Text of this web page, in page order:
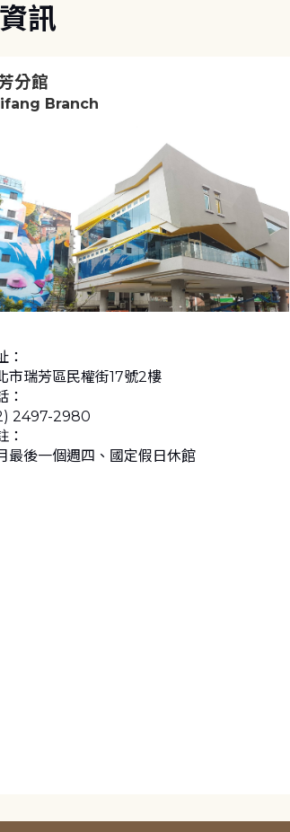
訊
分館
Branch
：
市瑞芳區民權街17號2樓
：
2497-2980
：
最後一個週四、國定假日休館